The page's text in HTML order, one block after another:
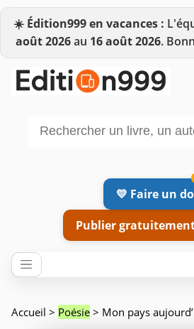
☀️ Édition999 en vacances :
août 2026au 16 août 2026.
💛 Faire un
Publier
Accueil > Poésie > Mon pays